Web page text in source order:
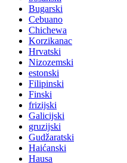
Bugarski
Cebuano
Chichewa
Korzikanac
Hrvatski
Nizozemski
estonski
Filipinski
Finski
frizijski
Galicijski
gruzijski
Gudžaratski
Haićanski
Hausa